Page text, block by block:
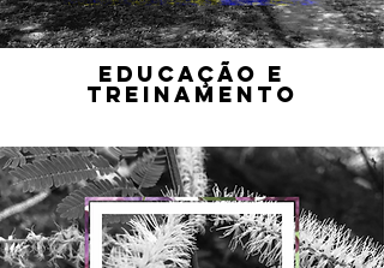
EDUCAÇÃO E
TREINAMENTO